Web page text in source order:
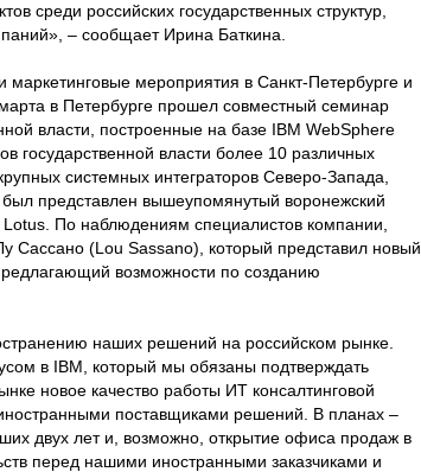
среди российских государственных структур,
– сообщает Ирина Баткина.
мероприятия в Санкт-Петербурге и
в Петербурге прошел совместный семинар
власти, построенные на базе IBM WebSphere
государственной власти более 10 различных
системных интеграторов Северо-Запада,
представлен вышеупомянутый воронежский
По наблюдениям специалистов компании,
Сассано (Lou Sassano), который представил новый
возможности по созданию
наших решений на российском рынке.
в IBM, который мы обязаны подтверждать
новое качество работы ИТ консалтинговой
поставщиками решений. В планах –
двух лет и, возможно, открытие офиса продаж в
перед нашими иностранными заказчиками и